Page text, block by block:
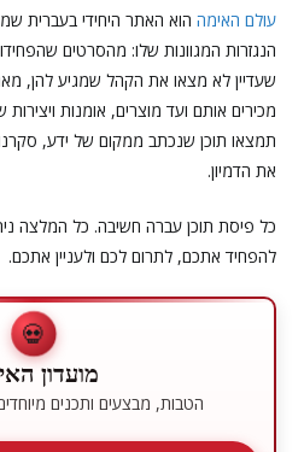
עולם האימההוא האתר היחידי בעברית
הנגזרות המגוונות שלו: מהסרטים שהפחידו
שעדיין לא מצאו את הקהל שמגיע להן,
מכירים אותם ועד מוצרים, אומנות
תמצאו תוכן שנכתב ממקום של ידע,
את הדמיון.
כל פיסת תוכן עברה חשיבה. כל המלצה
להפחיד אתכם, לתרום לכם ולעניין אתכם.
💀
מועדון
הטבות, מבצעים ותכנים